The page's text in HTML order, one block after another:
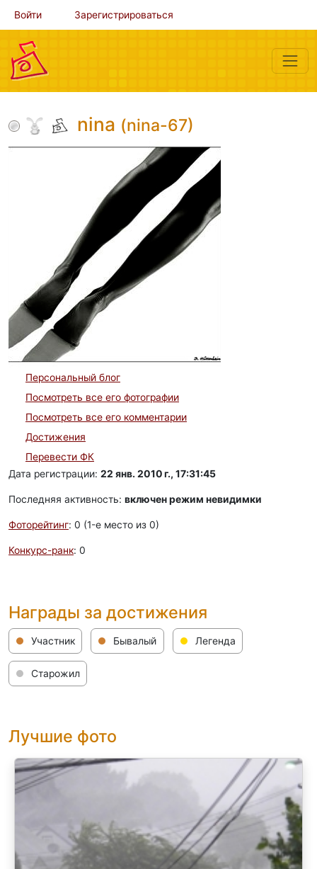
Войти Зарегистрироваться
nina (nina-67)
Персональный блог
Посмотреть все его фотографии
Посмотреть все его комментарии
Достижения
Перевести ФК
Дата регистрации: 22 янв. 2010 г., 17:31:45
Последняя активность: включен режим невидимки
Фоторейтинг: 0 (1-e место из 0)
Конкурс-ранк: 0
Награды за достижения
Участник Бывалый Легенда
Старожил
Лучшие фото